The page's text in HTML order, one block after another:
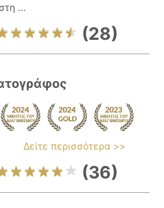
...
(28)
Δείτε περισσότερα >>
(36)